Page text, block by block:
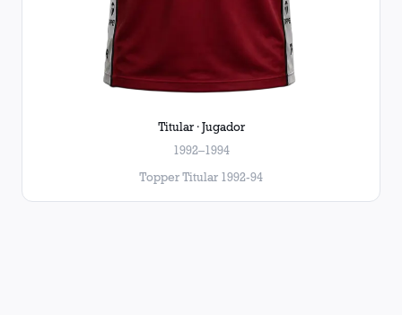
Titular · Jugador
1992–1994
Topper Titular 1992-94